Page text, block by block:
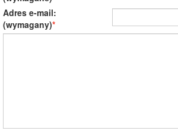
Adres e-mail:
(wymagany)